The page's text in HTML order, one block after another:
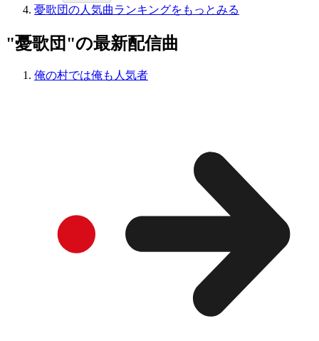
憂歌団の人気曲ランキングをもっとみる
"憂歌団"の最新配信曲
俺の村では俺も人気者